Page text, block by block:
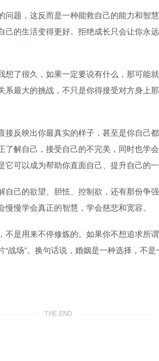
题，这反而是一种能救自己的能力和智
己的生活变得更好。拒绝成长只会让你永
了很久，如果一定要说有什么，那可能
最大的挑战，不只是你得接受对方身上
反映出你最真实的样子，甚至是你自己
了解自己，接受自己的不完美，同时也学
可以成为帮助你直面自己、提升自己的一
己的欲望、胆怯、控制欲，还有那份争
慢学会真正的智慧，学会慈悲和宽容。
是用来不停修炼的。如果你不想追求所谓
战场”。换句话说，婚姻是一种选择，不
THE END